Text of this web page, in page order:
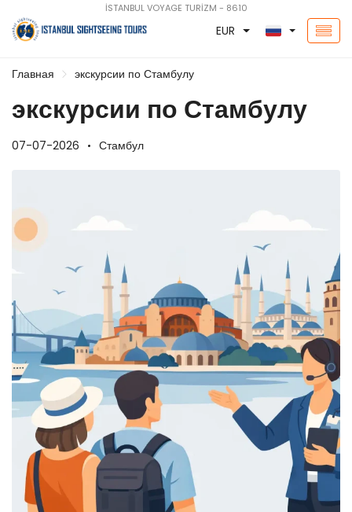
İSTANBUL VOYAGE TURİZM - 8610
EUR
Главная экскурсии по Стамбулу
экскурсии по Стамбулу
07-07-2026 Стамбул